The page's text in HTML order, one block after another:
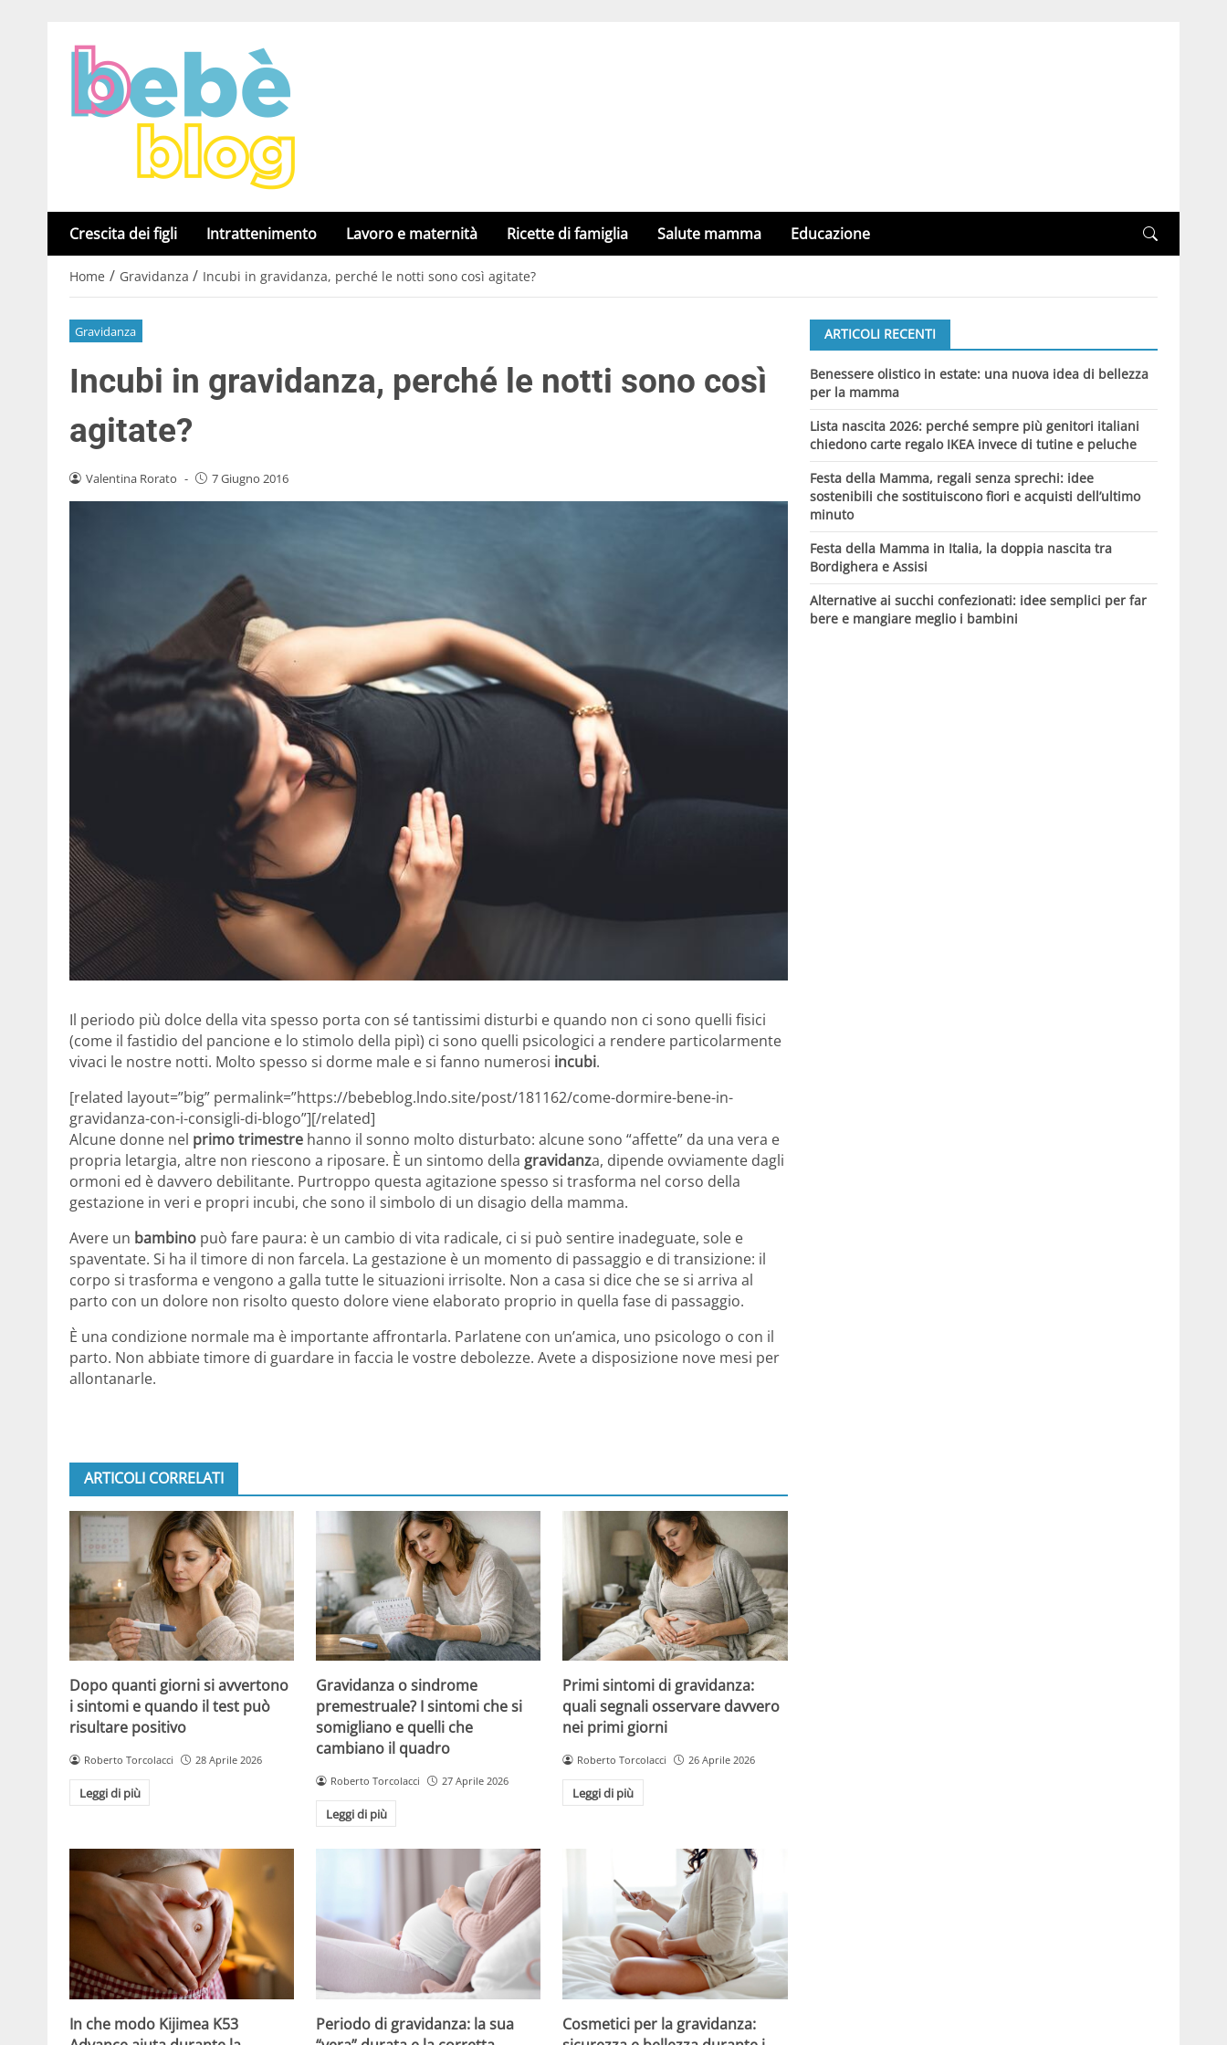
Crescita dei figli Intrattenimento Lavoro e maternità Ricette di famiglia Salute mamma Educazione
Home / Gravidanza / Incubi in gravidanza, perché le notti sono così agitate?
Gravidanza
Incubi in gravidanza, perché le notti sono così
agitate?
Valentina Rorato - 7 Giugno 2016
Il periodo più dolce della vita spesso porta con sé tantissimi disturbi e quando non ci sono quelli fisici
(come il fastidio del pancione e lo stimolo della pipì) ci sono quelli psicologici a rendere particolarmente
vivaci le nostre notti. Molto spesso si dorme male e si fanno numerosi incubi.
[related layout=”big” permalink=”https://bebeblog.lndo.site/post/181162/come-dormire-bene-in-
gravidanza-con-i-consigli-di-blogo”][/related]
Alcune donne nel primo trimestre hanno il sonno molto disturbato: alcune sono “affette” da una vera e
propria letargia, altre non riescono a riposare. È un sintomo della gravidanza, dipende ovviamente dagli
ormoni ed è davvero debilitante. Purtroppo questa agitazione spesso si trasforma nel corso della
gestazione in veri e propri incubi, che sono il simbolo di un disagio della mamma.
Avere un bambino può fare paura: è un cambio di vita radicale, ci si può sentire inadeguate, sole e
spaventate. Si ha il timore di non farcela. La gestazione è un momento di passaggio e di transizione: il
corpo si trasforma e vengono a galla tutte le situazioni irrisolte. Non a casa si dice che se si arriva al
parto con un dolore non risolto questo dolore viene elaborato proprio in quella fase di passaggio.
È una condizione normale ma è importante affrontarla. Parlatene con un’amica, uno psicologo o con il
parto. Non abbiate timore di guardare in faccia le vostre debolezze. Avete a disposizione nove mesi per
allontanarle.
ARTICOLI CORRELATI
Dopo quanti giorni si avvertono
i sintomi e quando il test può
risultare positivo
Roberto Torcolacci 28 Aprile 2026
Leggi di più
Gravidanza o sindrome
premestruale? I sintomi che si
somigliano e quelli che
cambiano il quadro
Roberto Torcolacci 27 Aprile 2026
Leggi di più
Primi sintomi di gravidanza:
quali segnali osservare davvero
nei primi giorni
Roberto Torcolacci 26 Aprile 2026
Leggi di più
In che modo Kijimea K53
Periodo di gravidanza: la sua
Cosmetici per la gravidanza:
ARTICOLI RECENTI
Benessere olistico in estate: una nuova idea di bellezza
per la mamma
Lista nascita 2026: perché sempre più genitori italiani
chiedono carte regalo IKEA invece di tutine e peluche
Festa della Mamma, regali senza sprechi: idee
sostenibili che sostituiscono fiori e acquisti dell’ultimo
minuto
Festa della Mamma in Italia, la doppia nascita tra
Bordighera e Assisi
Alternative ai succhi confezionati: idee semplici per far
bere e mangiare meglio i bambini